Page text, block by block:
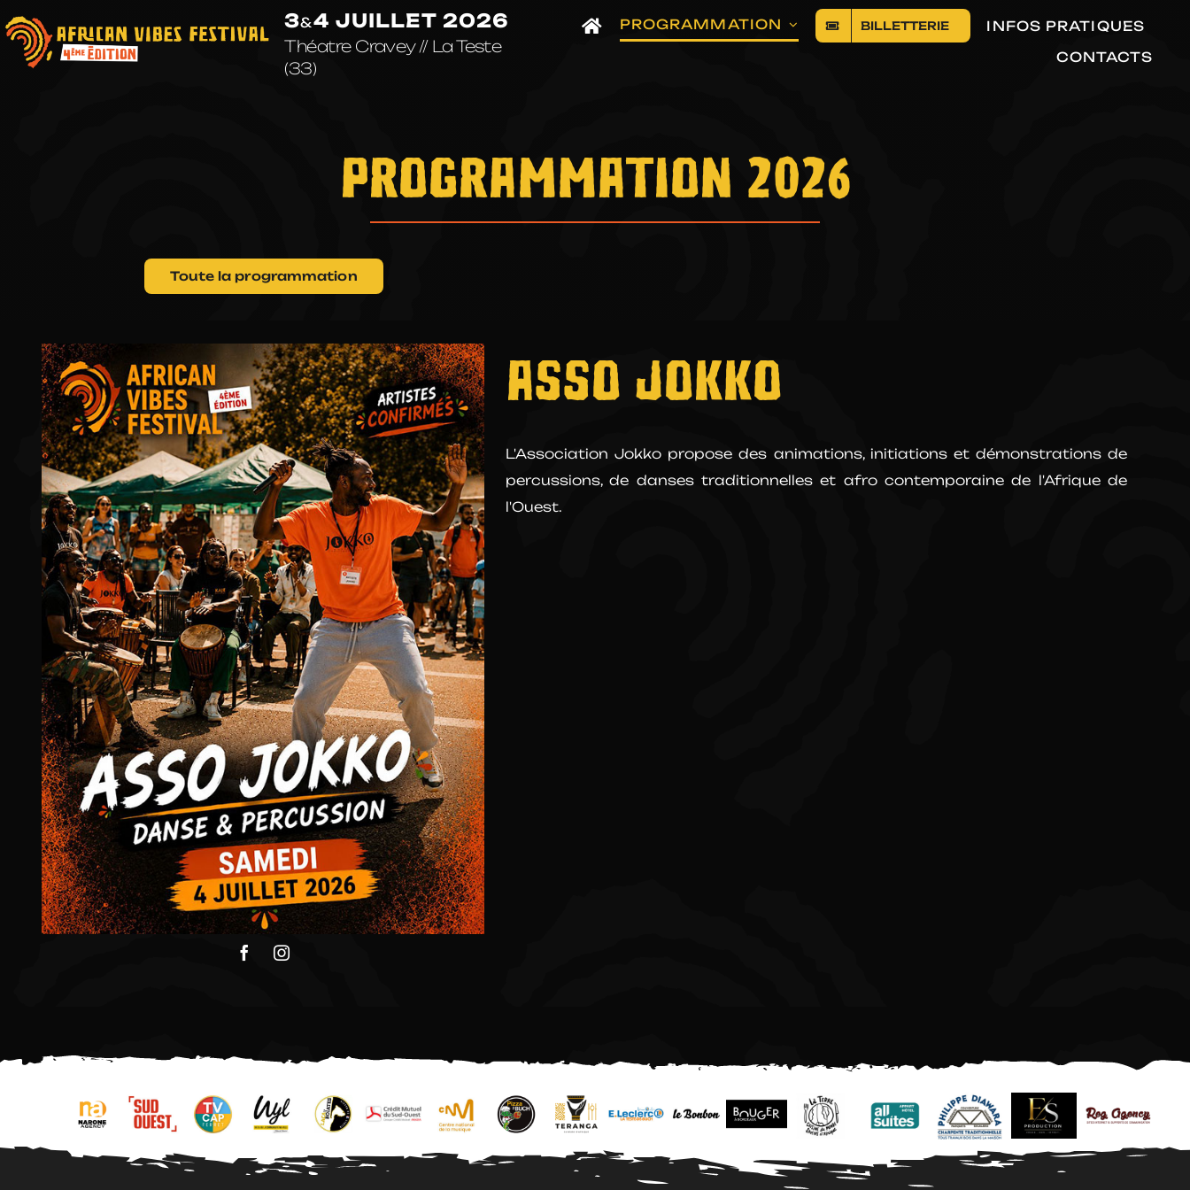
Passer
3&4 JUILLET 2026
Théatre Cravey // La Teste
(33)
PROGRAMMATION BILLETTERIE
INFOS PRATIQUES
CONTACTS
PROGRAMMATION 2026
Toute la programmation
ASSO JOKKO
L'Association Jokko propose des animations, initiations et démonstrations de
percussions, de danses traditionnelles et afro contemporaine de l'Afrique de
l'Ouest.